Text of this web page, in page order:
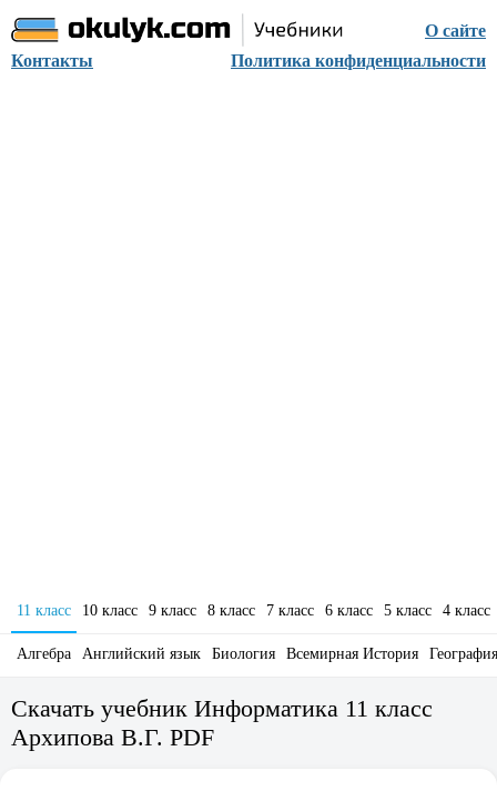
О сайте
Контакты
Политика конфиденциальности
11 класс 10 класс 9 класс 8 класс 7 класс 6 класс 5 класс 4 класс
Алгебра Английский язык Биология Всемирная История География
Скачать учебник Информатика 11 класс
Архипова В.Г. PDF